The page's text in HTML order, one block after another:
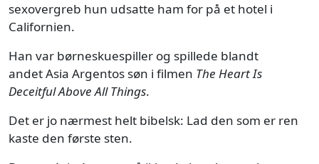
sexovergreb hun udsatte ham for på et hotel i
Californien.
Han var børneskuespiller og spillede blandt
andet Asia Argentos søn i filmen The Heart Is
Deceitful Above All Things.
Det er jo nærmest helt bibelsk: Lad den som er ren
kaste den første sten.